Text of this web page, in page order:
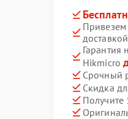
Привезем
доставкой
Гарантия
Hikmicro
Срочный
Скидка
Получите